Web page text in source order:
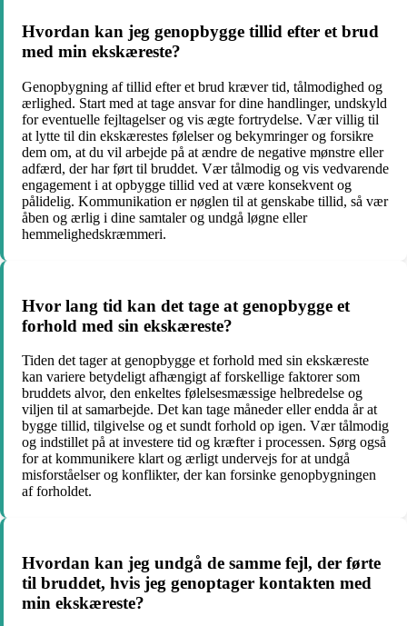
Hvordan kan jeg genopbygge tillid efter et brud
med min ekskæreste?
Genopbygning af tillid efter et brud kræver tid, tålmodighed og
ærlighed. Start med at tage ansvar for dine handlinger, undskyld
for eventuelle fejltagelser og vis ægte fortrydelse. Vær villig til
at lytte til din ekskærestes følelser og bekymringer og forsikre
dem om, at du vil arbejde på at ændre de negative mønstre eller
adfærd, der har ført til bruddet. Vær tålmodig og vis vedvarende
engagement i at opbygge tillid ved at være konsekvent og
pålidelig. Kommunikation er nøglen til at genskabe tillid, så vær
åben og ærlig i dine samtaler og undgå løgne eller
hemmelighedskræmmeri.
Hvor lang tid kan det tage at genopbygge et
forhold med sin ekskæreste?
Tiden det tager at genopbygge et forhold med sin ekskæreste
kan variere betydeligt afhængigt af forskellige faktorer som
bruddets alvor, den enkeltes følelsesmæssige helbredelse og
viljen til at samarbejde. Det kan tage måneder eller endda år at
bygge tillid, tilgivelse og et sundt forhold op igen. Vær tålmodig
og indstillet på at investere tid og kræfter i processen. Sørg også
for at kommunikere klart og ærligt undervejs for at undgå
misforståelser og konflikter, der kan forsinke genopbygningen
af forholdet.
Hvordan kan jeg undgå de samme fejl, der førte
til bruddet, hvis jeg genoptager kontakten med
min ekskæreste?